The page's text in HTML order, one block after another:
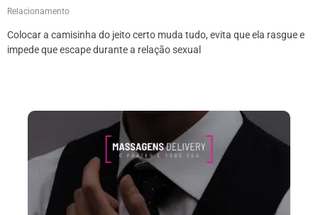
Relacionamento
Colocar a camisinha do jeito certo muda tudo, evita que ela rasgue e
impede que escape durante a relação sexual